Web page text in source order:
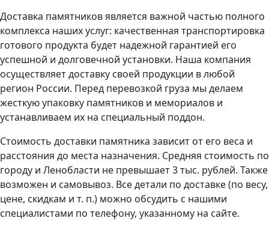
Доставка памятников является важной частью полного
комплекса наших услуг: качественная транспортировка
готового продукта будет надежной гарантией его
успешной и долговечной установки. Наша компания
осуществляет доставку своей продукции в любой
регион России. Перед перевозкой груза мы делаем
жесткую упаковку памятников и мемориалов и
устанавливаем их на специальный поддон.
Стоимость доставки памятника зависит от его веса и
расстояния до места назначения. Средняя стоимость по
городу и Ленобласти не превышает 3 тыс. рублей. Также
возможен и самовывоз. Все детали по доставке (по весу,
цене, скидкам и т. п.) можно обсудить с нашими
специалистами по телефону, указанному на сайте.